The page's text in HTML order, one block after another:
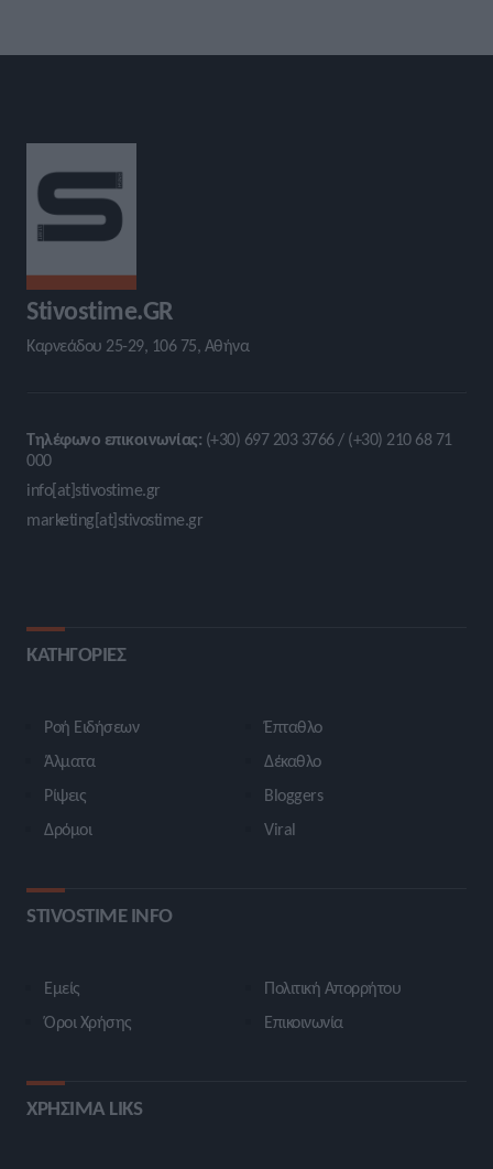
Stivostime.GR
Καρνεάδου 25-29, 106 75, Αθήνα
Τηλέφωνο επικοινωνίας: (+30) 697 203 3766 / (+30) 210 68 71
000
info[at]stivostime.gr
marketing[at]stivostime.gr
ΚΑΤΗΓΟΡΙΕΣ
Ροή Ειδήσεων
Άλματα
Ρίψεις
Δρόμοι
Έπταθλο
Δέκαθλο
Bloggers
Viral
STIVOSTIME INFO
Εμείς
Όροι Χρήσης
Πολιτική Απορρήτου
Επικοινωνία
ΧΡΗΣΙΜΑ LIKS